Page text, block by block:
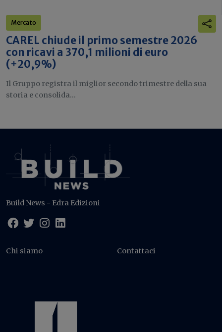
Mercato
CAREL chiude il primo semestre 2026
con ricavi a 370,1 milioni di euro
(+20,9%)
Il Gruppo registra il miglior secondo trimestre della sua
storia e consolida...
Build News - Edra Edizioni
Chi siamo Contattaci